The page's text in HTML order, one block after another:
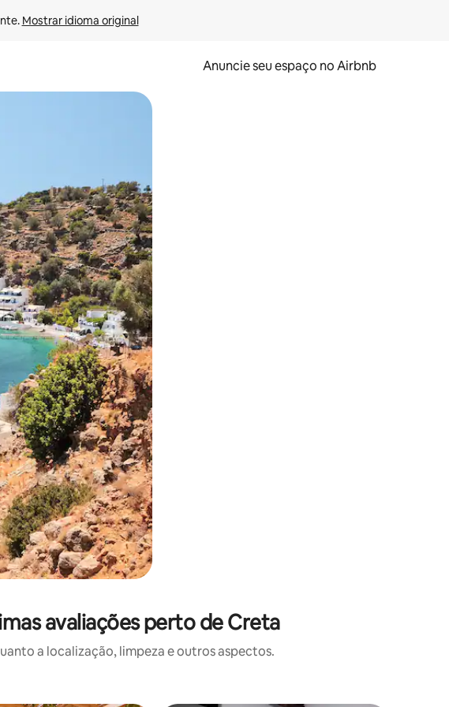
Mostrar idioma original
Anuncie seu espaço no Airbnb
ou tocando e deslizando o dedo na tela.
avaliações perto de Creta
a localização, limpeza e outros aspectos.